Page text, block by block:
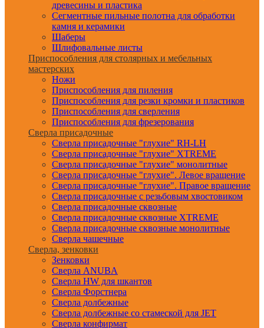
древесины и пластика
Сегментные пильные полотна для обработки
камня и керамики
Шаберы
Шлифовальные листы
Приспособления для столярных и мебельных
мастерских
Ножи
Приспособления для пиления
Приспособления для резки кромки и пластиков
Приспособления для сверления
Приспособления для фрезерования
Сверла присадочные
Сверла присадочные "глухие" RH-LH
Сверла присадочные "глухие" XTREME
Сверла присадочные "глухие" монолитные
Сверла присадочные "глухие". Левое вращение
Сверла присадочные "глухие". Правое вращение
Сверла присадочные с резьбовым хвостовиком
Сверла присадочные сквозные
Сверла присадочные сквозные XTREME
Сверла присадочные сквозные монолитные
Сверла чашечные
Сверла, зенковки
Зенковки
Сверла ANUBA
Сверла HW для шкантов
Сверла Форстнера
Сверла долбежные
Сверла долбежные со стамеской для JET
Сверла конфирмат